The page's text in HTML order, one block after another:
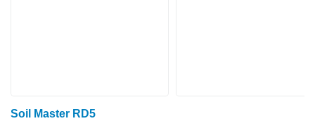
Soil Master RD5